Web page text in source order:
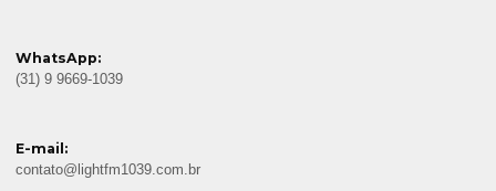
WhatsApp:
(31) 9 9669-1039
E-mail:
contato@lightfm1039.com.br